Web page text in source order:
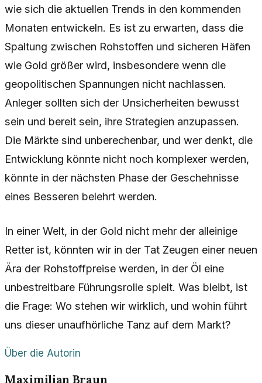
wie sich die aktuellen Trends in den kommenden
Monaten entwickeln. Es ist zu erwarten, dass die
Spaltung zwischen Rohstoffen und sicheren Häfen
wie Gold größer wird, insbesondere wenn die
geopolitischen Spannungen nicht nachlassen.
Anleger sollten sich der Unsicherheiten bewusst
sein und bereit sein, ihre Strategien anzupassen.
Die Märkte sind unberechenbar, und wer denkt, die
Entwicklung könnte nicht noch komplexer werden,
könnte in der nächsten Phase der Geschehnisse
eines Besseren belehrt werden.
In einer Welt, in der Gold nicht mehr der alleinige
Retter ist, könnten wir in der Tat Zeugen einer neuen
Ära der Rohstoffpreise werden, in der Öl eine
unbestreitbare Führungsrolle spielt. Was bleibt, ist
die Frage: Wo stehen wir wirklich, und wohin führt
uns dieser unaufhörliche Tanz auf dem Markt?
Über die Autorin
Maximilian Braun